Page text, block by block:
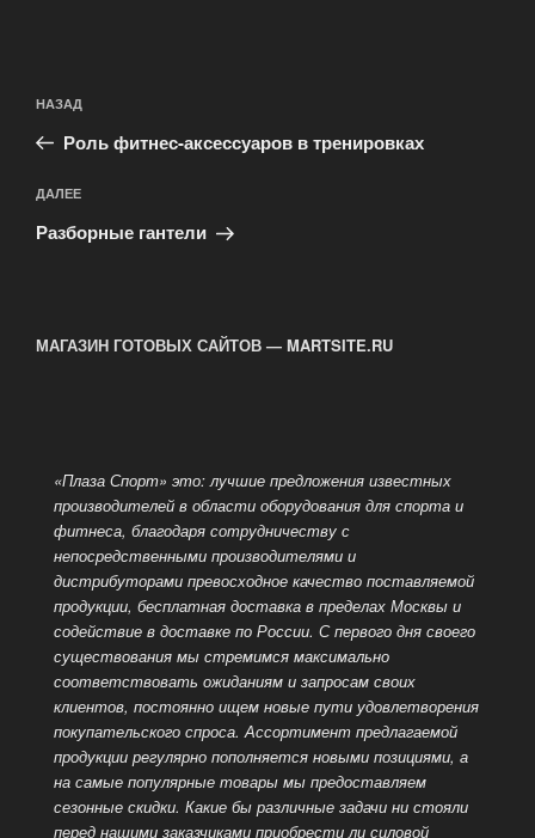
по
записям
Предыдущая
запись:
НАЗАД
Роль фитнес-аксессуаров в тренировках
Следующая
запись
ДАЛЕЕ
Разборные гантели
МАГАЗИН ГОТОВЫХ САЙТОВ — MARTSITE.RU
«Плаза Спорт» это: лучшие предложения известных
производителей в области оборудования для спорта и
фитнеса, благодаря сотрудничеству с
непосредственными производителями и
дистрибуторами превосходное качество поставляемой
продукции, бесплатная доставка в пределах Москвы и
содействие в доставке по России. С первого дня своего
существования мы стремимся максимально
соответствовать ожиданиям и запросам своих
клиентов, постоянно ищем новые пути удовлетворения
покупательского спроса. Ассортимент предлагаемой
продукции регулярно пополняется новыми позициями, а
на самые популярные товары мы предоставляем
сезонные скидки. Какие бы различные задачи ни стояли
перед нашими заказчиками приобрести ли силовой